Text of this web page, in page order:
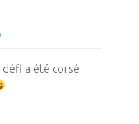
a été corsé